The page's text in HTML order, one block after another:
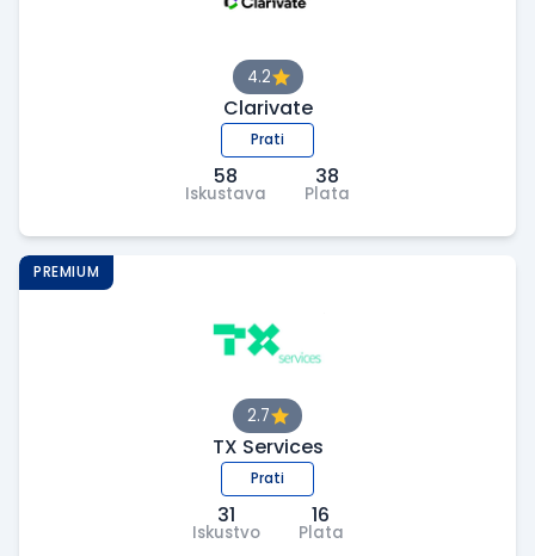
4.2
Clarivate
Prati
58
Iskustava
38
Plata
2.7
TX Services
Prati
31
Iskustvo
16
Plata
PREMIUM